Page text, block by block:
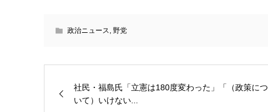
政治ニュース, 野党
社民・福島氏「立憲は180度変わった」「（政策につ
いて）いけない...